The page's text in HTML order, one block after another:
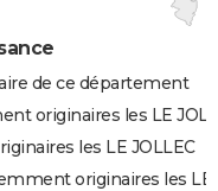
de ce département
originaires les LE
les LE JOLLEC
originaires les LE